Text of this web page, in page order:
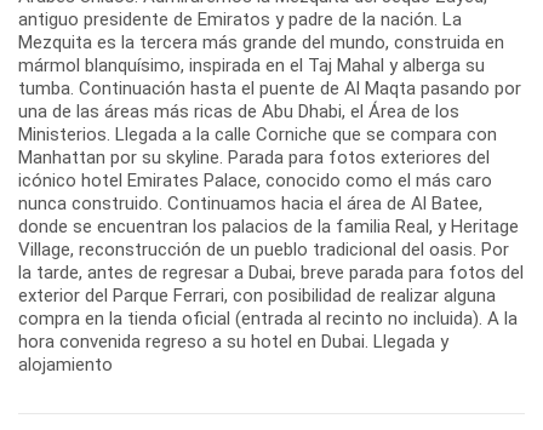
antiguo presidente de Emiratos y padre de la nación. La
Mezquita es la tercera más grande del mundo, construida en
mármol blanquísimo, inspirada en el Taj Mahal y alberga su
tumba. Continuación hasta el puente de Al Maqta pasando por
una de las áreas más ricas de Abu Dhabi, el Área de los
Ministerios. Llegada a la calle Corniche que se compara con
Manhattan por su skyline. Parada para fotos exteriores del
icónico hotel Emirates Palace, conocido como el más caro
nunca construido. Continuamos hacia el área de Al Batee,
donde se encuentran los palacios de la familia Real, y Heritage
Village, reconstrucción de un pueblo tradicional del oasis. Por
la tarde, antes de regresar a Dubai, breve parada para fotos del
exterior del Parque Ferrari, con posibilidad de realizar alguna
compra en la tienda oficial (entrada al recinto no incluida). A la
hora convenida regreso a su hotel en Dubai. Llegada y
alojamiento